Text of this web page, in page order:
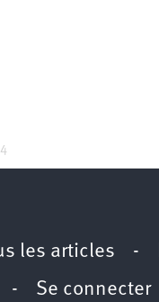
les articles -
- Se connecter